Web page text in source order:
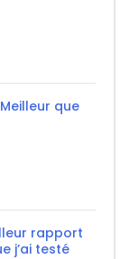
que
rapport
j’ai testé